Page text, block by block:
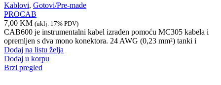
Kablovi, Gotovi/Pre-made
PROCAB
7,00 KM (uklj. 17% PDV)
CAB600 je instrumentalni kabel izrađen pomoću MC305 kabela i
opremljen s dva mono konektora. 24 AWG (0,23 mm²) tanki i
Dodaj na listu želja
Dodaj u korpu
Brzi pregled